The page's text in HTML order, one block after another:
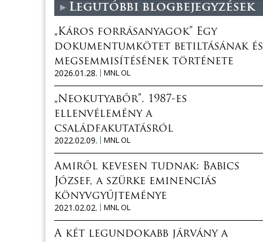
Legutóbbi blogbejegyzések
„Káros forrásanyagok” Egy
dokumentumkötet betiltásának és
megsemmisítésének története
2026.01.28.
MNL OL
„Neokutyabőr”. 1987-es
ellenvélemény a
családfakutatásról
2022.02.09.
MNL OL
Amiről kevesen tudnak: Babics
József, a szürke eminenciás
könyvgyűjteménye
2021.02.02.
MNL OL
A két legundokabb járvány a